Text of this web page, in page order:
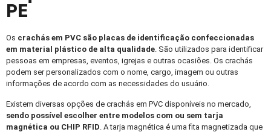
PE
Os crachás em PVC são placas de identificação confeccionadas
em material plástico de alta qualidade. São utilizados para identificar
pessoas em empresas, eventos, igrejas e outras ocasiões. Os crachás
podem ser personalizados com o nome, cargo, imagem ou outras
informações de acordo com as necessidades do usuário.
Existem diversas opções de crachás em PVC disponíveis no mercado,
sendo possível escolher entre modelos com ou sem tarja
magnética ou CHIP RFID. A tarja magnética é uma fita magnetizada que